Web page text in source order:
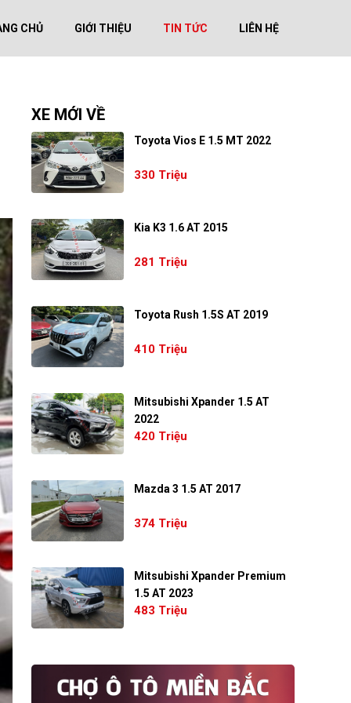
CHỦ GIỚI THIỆU TIN TỨC LIÊN HỆ
XE MỚI VỀ
Toyota Vios E 1.5 MT 2022
330 Triệu
Kia K3 1.6 AT 2015
281 Triệu
Toyota Rush 1.5S AT 2019
410 Triệu
Mitsubishi Xpander 1.5 AT
2022
420 Triệu
Mazda 3 1.5 AT 2017
374 Triệu
Mitsubishi Xpander Premium
1.5 AT 2023
483 Triệu